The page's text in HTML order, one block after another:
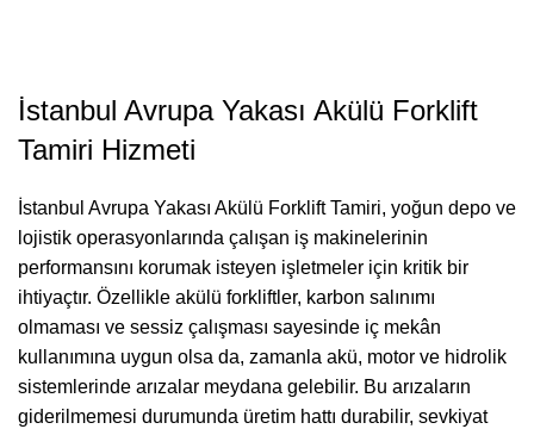
İstanbul Avrupa Yakası Akülü Forklift
Tamiri Hizmeti
İstanbul Avrupa Yakası Akülü Forklift Tamiri, yoğun depo ve
lojistik operasyonlarında çalışan iş makinelerinin
performansını korumak isteyen işletmeler için kritik bir
ihtiyaçtır. Özellikle akülü forkliftler, karbon salınımı
olmaması ve sessiz çalışması sayesinde iç mekân
kullanımına uygun olsa da, zamanla akü, motor ve hidrolik
sistemlerinde arızalar meydana gelebilir. Bu arızaların
giderilmemesi durumunda üretim hattı durabilir, sevkiyat